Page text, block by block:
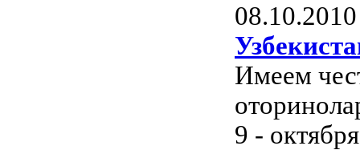
08.10.2010
Имеем
9 -